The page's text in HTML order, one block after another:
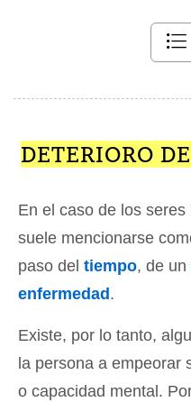
DETERIORO
En el caso de los
suele mencionarse
paso del tiempo, de un
enfermedad .
Existe, por lo tanto,
la persona a empeorar
o capacidad mental.